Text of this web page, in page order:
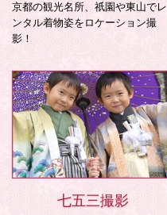
京都の観光名所、祇園や東山でレ
ンタル着物姿をロケーション撮
影！
七五三撮影